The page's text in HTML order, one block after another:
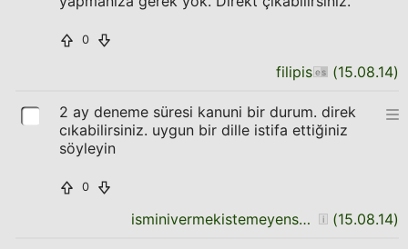
0
filipis (15.08.14)
2 ay deneme süresi kanuni bir durum. direk
cıkabilirsiniz. uygun bir dille istifa ettiğiniz
söyleyin
0
isminivermekistemeyensuser (15.08.14)